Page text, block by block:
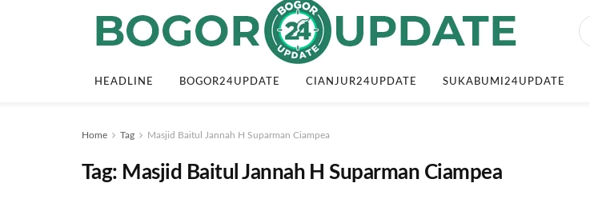
HEADLINE BOGOR24UPDATE CIANJUR24UPDATE SUKABUMI24UPDATE
Home Tag Masjid Baitul Jannah H Suparman Ciampea
Tag: Masjid Baitul Jannah H Suparman Ciampea